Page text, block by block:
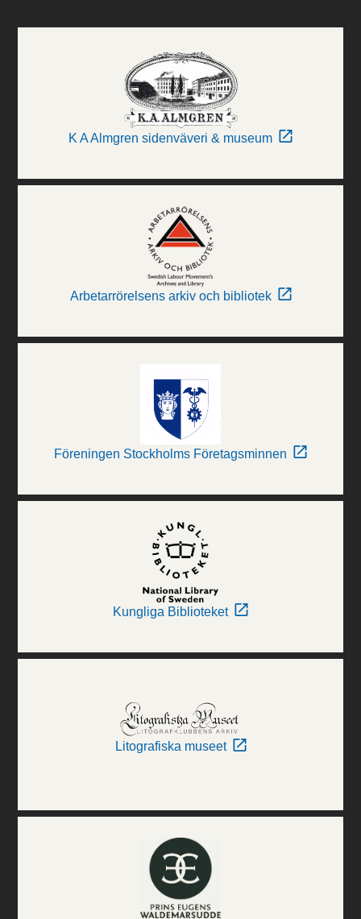
K A Almgren sidenväveri & museum
Arbetarrörelsens arkiv och bibliotek
Föreningen Stockholms Företagsminnen
Kungliga Biblioteket
Litografiska museet